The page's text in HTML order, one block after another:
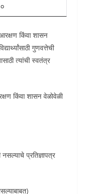
आरक्षण किंवा शासन
गुणवत्तेची
त्यांची स्वतंत्र
किंवा शासन वेळोवेळी
प्रतिज्ञापत्र